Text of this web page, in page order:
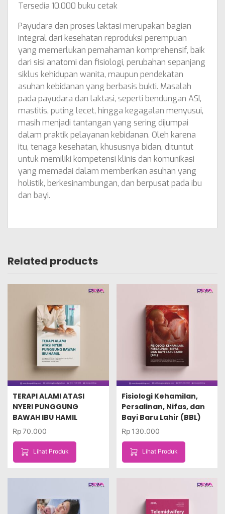
Tersedia 10.000 buku cetak
Payudara dan proses laktasi merupakan bagian
integral dari kesehatan reproduksi perempuan
yang memerlukan pemahaman komprehensif, baik
dari sisi anatomi dan fisiologi, perubahan sepanjang
siklus kehidupan wanita, maupun pendekatan
asuhan kebidanan yang berbasis bukti. Masalah
pada payudara dan laktasi, seperti bendungan ASI,
mastitis, puting lecet, hingga kegagalan menyusui,
masih menjadi tantangan yang sering dijumpai
dalam praktik pelayanan kebidanan. Oleh karena
itu, tenaga kesehatan, khususnya bidan, dituntut
untuk memiliki kompetensi klinis dan komunikasi
yang memadai dalam memberikan asuhan yang
holistik, berkesinambungan, dan berpusat pada ibu
dan bayi.
Related products
TERAPI ALAMI ATASI
NYERI PUNGGUNG
BAWAH IBU HAMIL
Rp70.000
Lihat Produk
Fisiologi Kehamilan,
Persalinan, Nifas, dan
Bayi Baru Lahir (BBL)
Rp 130.000
Lihat Produk